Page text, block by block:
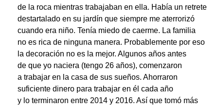
de la roca mientras trabajaban en ella. Había un retrete
destartalado en su jardín que siempre me aterrorizó
cuando era niño. Tenía miedo de caerme. La familia
no es rica de ninguna manera. Probablemente por eso
la decoración no es la mejor. Algunos años antes
de que yo naciera (tengo 26 años), comenzaron
a trabajar en la casa de sus sueños. Ahorraron
suficiente dinero para trabajar en él cada año
y lo terminaron entre 2014 y 2016. Así que tomó más